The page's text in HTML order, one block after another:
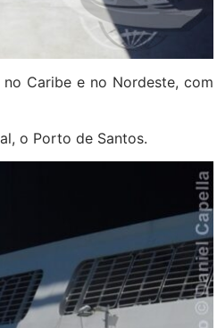
Caribe e no Nordeste, com
o Porto de Santos.